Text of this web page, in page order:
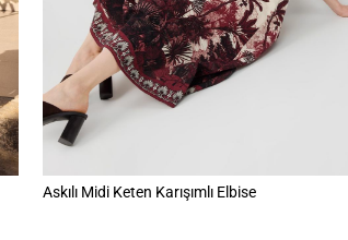
Askılı Midi Keten Karışımlı Elbise